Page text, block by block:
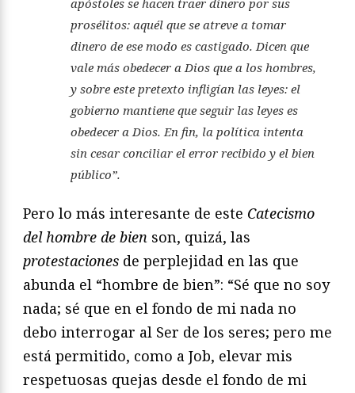
apóstoles se hacen traer dinero por sus
prosélitos: aquél que se atreve a tomar
dinero de ese modo es castigado. Dicen que
vale más obedecer a Dios que a los hombres,
y sobre este pretexto infligían las leyes: el
gobierno mantiene que seguir las leyes es
obedecer a Dios. En fin, la política intenta
sin cesar conciliar el error recibido y el bien
público”.
Pero lo más interesante de este Catecismo
del hombre de bien son, quizá, las
protestaciones de perplejidad en las que
abunda el “hombre de bien”: “Sé que no soy
nada; sé que en el fondo de mi nada no
debo interrogar al Ser de los seres; pero me
está permitido, como a Job, elevar mis
respetuosas quejas desde el fondo de mi